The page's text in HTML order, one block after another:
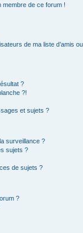
membre de ce forum !
de ma liste d’amis
?
?!
et sujets ?
surveillance ?
sujets ?
de sujets ?
?